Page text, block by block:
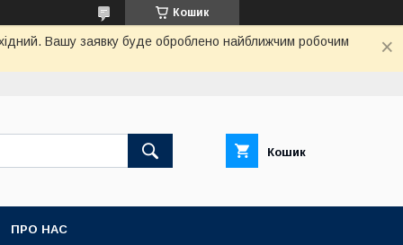
Кошик
Вашу заявку буде оброблено найближчим робочим
Кошик
ПРО НАС